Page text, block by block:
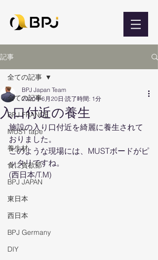
記事
全ての記事
BPJ FRANCE
MUST tape
養生材
食に貪欲部
BPJ JAPAN
東日本
西日本
BPJ Germany
DIY
全ての記事
入口付近の養生
BPJ Japan Team
2020年6月20日 読了時間: 1分
施設の入り口付近を綺麗に養生されて
おりました。
このような現場には、MUSTボードがピ
ッタリですね。
(西日本/T.M)